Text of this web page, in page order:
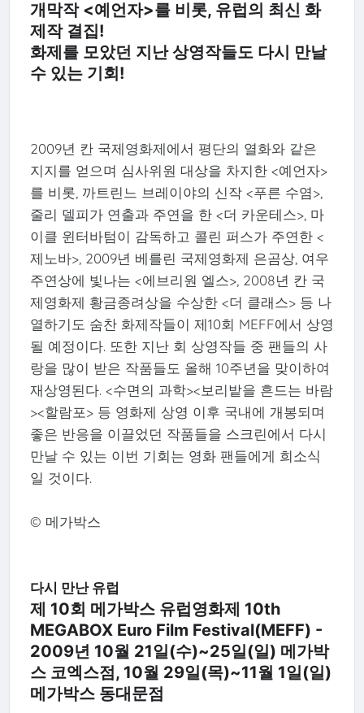
개막작 <예언자>를 비롯, 유럽의 최신 화
제작 결집!
화제를 모았던 지난 상영작들도 다시 만날
수 있는 기회!
2009년 칸 국제영화제에서 평단의 열화와 같은
지지를 얻으며 심사위원 대상을 차지한 <예언자>
를 비롯, 까트린느 브레이야의 신작 <푸른 수염>,
줄리 델피가 연출과 주연을 한 <더 카운테스>, 마
이클 윈터바텀이 감독하고 콜린 퍼스가 주연한 <
제노바>, 2009년 베를린 국제영화제 은곰상, 여우
주연상에 빛나는 <에브리원 엘스>, 2008년 칸 국
제영화제 황금종려상을 수상한 <더 클래스> 등 나
열하기도 숨찬 화제작들이 제10회 MEFF에서 상영
될 예정이다. 또한 지난 회 상영작들 중 팬들의 사
랑을 많이 받은 작품들도 올해 10주년을 맞이하여
재상영된다. <수면의 과학><보리밭을 흔드는 바람
><할람포> 등 영화제 상영 이후 국내에 개봉되며
좋은 반응을 이끌었던 작품들을 스크린에서 다시
만날 수 있는 이번 기회는 영화 팬들에게 희소식
일 것이다.
© 메가박스
다시 만난 유럽
제 10회 메가박스 유럽영화제 10th
MEGABOX Euro Film Festival(MEFF) -
2009년 10월 21일(수)~25일(일) 메가박
스 코엑스점, 10월 29일(목)~11월 1일(일)
메가박스 동대문점